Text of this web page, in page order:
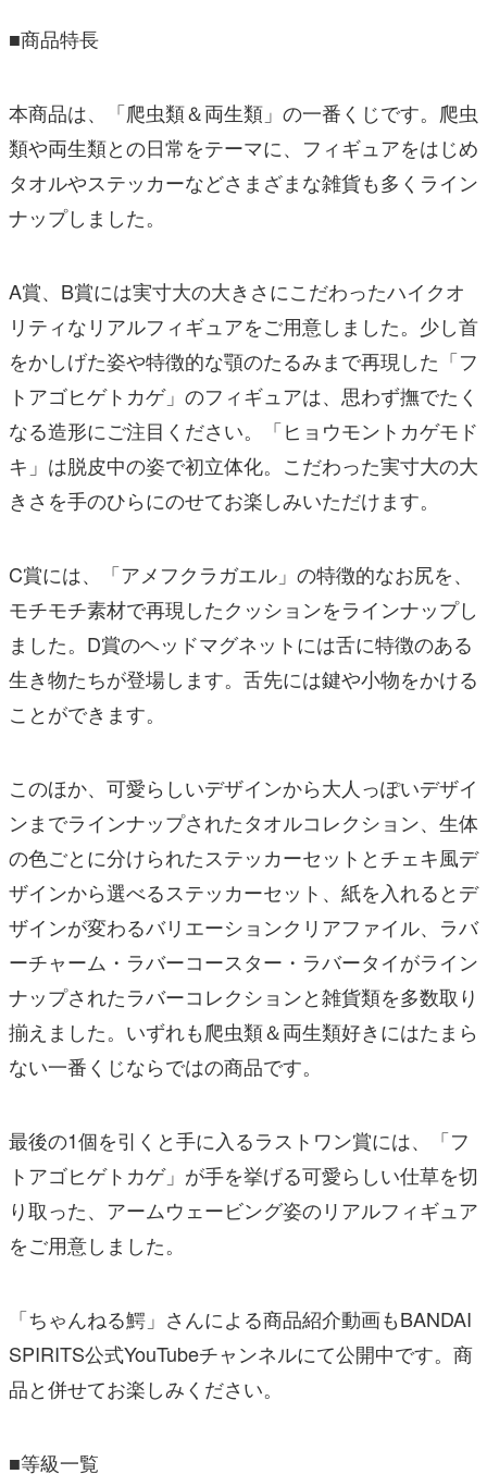
■商品特長
本商品は、「爬虫類＆両生類」の一番くじです。爬虫
類や両生類との日常をテーマに、フィギュアをはじめ
タオルやステッカーなどさまざまな雑貨も多くライン
ナップしました。
A賞、B賞には実寸大の大きさにこだわったハイクオ
リティなリアルフィギュアをご用意しました。少し首
をかしげた姿や特徴的な顎のたるみまで再現した「フ
トアゴヒゲトカゲ」のフィギュアは、思わず撫でたく
なる造形にご注目ください。「ヒョウモントカゲモド
キ」は脱皮中の姿で初立体化。こだわった実寸大の大
きさを手のひらにのせてお楽しみいただけます。
C賞には、「アメフクラガエル」の特徴的なお尻を、
モチモチ素材で再現したクッションをラインナップし
ました。D賞のヘッドマグネットには舌に特徴のある
生き物たちが登場します。舌先には鍵や小物をかける
ことができます。
このほか、可愛らしいデザインから大人っぽいデザイ
ンまでラインナップされたタオルコレクション、生体
の色ごとに分けられたステッカーセットとチェキ風デ
ザインから選べるステッカーセット、紙を入れるとデ
ザインが変わるバリエーションクリアファイル、ラバ
ーチャーム・ラバーコースター・ラバータイがライン
ナップされたラバーコレクションと雑貨類を多数取り
揃えました。いずれも爬虫類＆両生類好きにはたまら
ない一番くじならではの商品です。
最後の1個を引くと手に入るラストワン賞には、「フ
トアゴヒゲトカゲ」が手を挙げる可愛らしい仕草を切
り取った、アームウェービング姿のリアルフィギュア
をご用意しました。
「ちゃんねる鰐」さんによる商品紹介動画もBANDAI
SPIRITS公式YouTubeチャンネルにて公開中です。商
品と併せてお楽しみください。
■等級一覧